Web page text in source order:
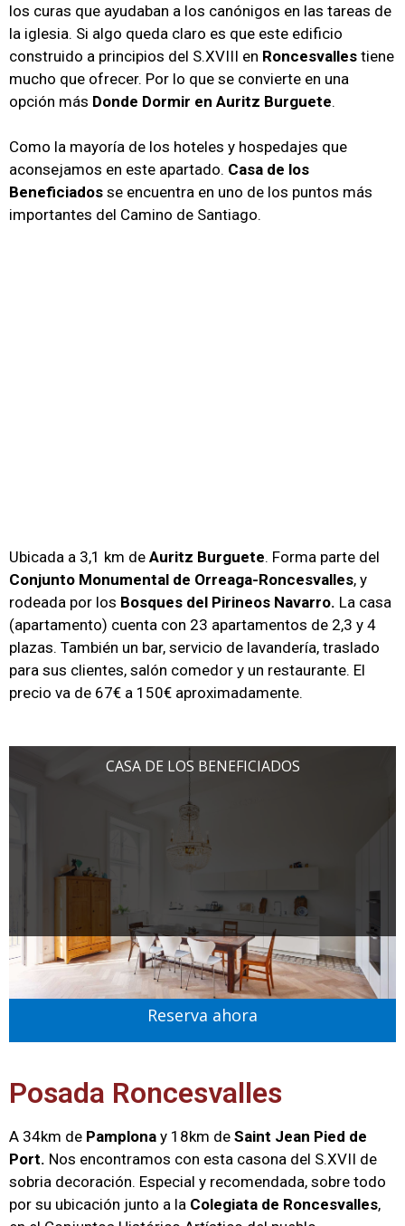
los curas que ayudaban a los canónigos en las tareas de
la iglesia. Si algo queda claro es que este edificio
construido a principios del S.XVIII en Roncesvalles tiene
mucho que ofrecer. Por lo que se convierte en una
opción más Donde Dormir en Auritz Burguete.
Como la mayoría de los hoteles y hospedajes que
aconsejamos en este apartado. Casa de los
Beneficiados se encuentra en uno de los puntos más
importantes del Camino de Santiago.
Ubicada a 3,1 km de Auritz Burguete. Forma parte del
Conjunto Monumental de Orreaga-Roncesvalles, y
rodeada por los Bosques del Pirineos Navarro. La casa
(apartamento) cuenta con 23 apartamentos de 2,3 y 4
plazas. También un bar, servicio de lavandería, traslado
para sus clientes, salón comedor y un restaurante. El
precio va de 67€ a 150€ aproximadamente.
CASA DE LOS BENEFICIADOS
Reserva ahora
Posada Roncesvalles
A 34km de Pamplona y 18km de Saint Jean Pied de
Port. Nos encontramos con esta casona del S.XVII de
sobria decoración. Especial y recomendada, sobre todo
por su ubicación junto a la Colegiata de Roncesvalles,